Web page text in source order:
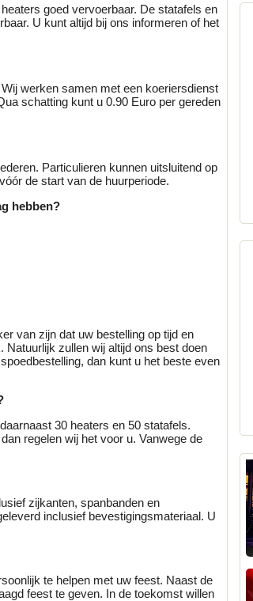
goed vervoerbaar. De statafels en
U kunt altijd bij ons informeren of het
werken samen met een koeriersdienst
schatting kunt u 0.90 Euro per gereden
Particulieren kunnen uitsluitend op
de start van de huurperiode.
hebben?
van zijn dat uw bestelling op tijd en
Natuurlijk zullen wij altijd ons best doen
dan kunt u het beste even
30 heaters en 50 statafels.
regelen wij het voor u. Vanwege de
zijkanten, spanbanden en
inclusief bevestigingsmateriaal. U
te helpen met uw feest. Naast de
feest te geven. In de toekomst willen